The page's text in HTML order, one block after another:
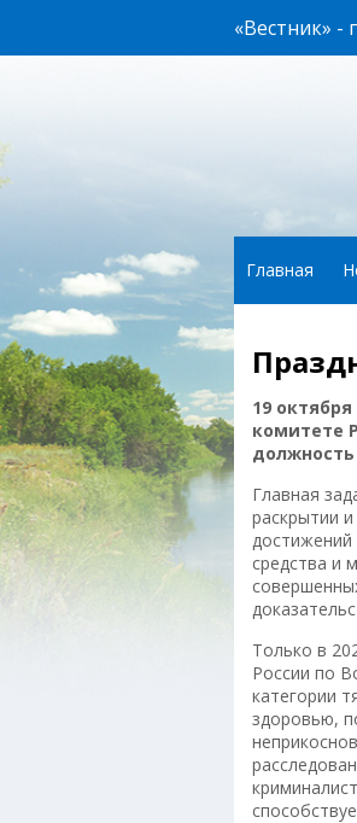
«Вестник» -
Главная
19
комитете
Главная
раскрытии
достижений
средства и
Только в
России по
категории
здоровью,